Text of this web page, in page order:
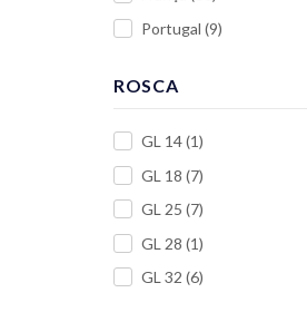
Portugal (9)
ROSCA
GL 14(1)
GL 18 (7)
GL 25 (7)
GL 28 (1)
GL 32 (6)